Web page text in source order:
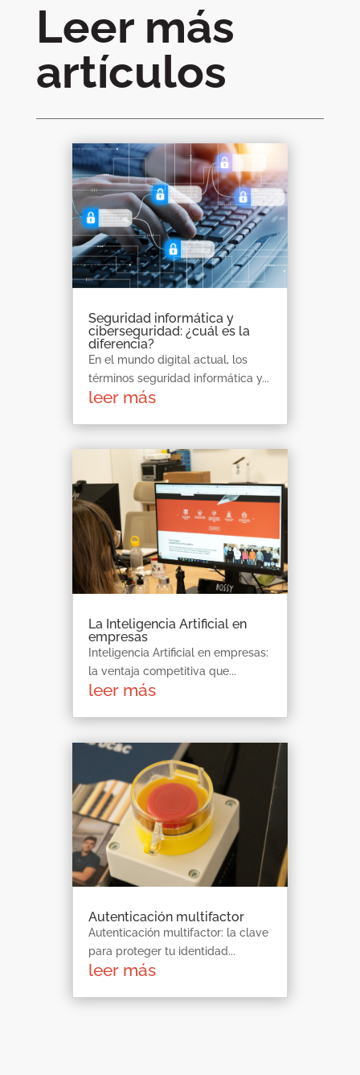
Leer más
artículos
Seguridad informática y
ciberseguridad: ¿cuál es la
diferencia?
En el mundo digital actual, los
términos seguridad informática y...
leer más
La Inteligencia Artificial en
empresas
Inteligencia Artificial en empresas:
la ventaja competitiva que...
leer más
Autenticación multifactor
Autenticación multifactor: la clave
para proteger tu identidad...
leer más